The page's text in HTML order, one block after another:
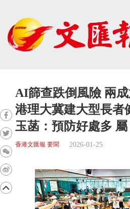
AI篩查跌倒風險 兩
港理大冀建大型長者
玉菡：預防好處多 屬
香港文匯報 要聞 2026-01-25